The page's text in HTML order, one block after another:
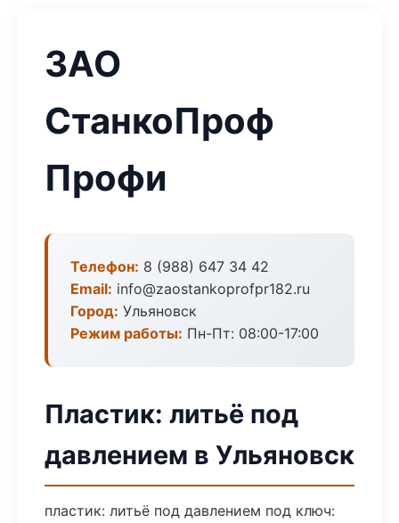
ЗАО
СтанкоПроф
Профи
Телефон: 8 (988) 647 34 42
Email: info@zaostankoprofpr182.ru
Город: Ульяновск
Режим работы: Пн-Пт: 08:00-17:00
Пластик: литьё под
давлением в Ульяновск
пластик: литьё под давлением под ключ: